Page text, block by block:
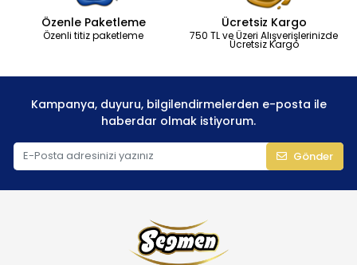
Özenle Paketleme
Özenli titiz paketleme
Ücretsiz Kargo
750 TL ve Üzeri Alışverişlerinizde
Ücretsiz Kargo
Kampanya, duyuru, bilgilendirmelerden e-posta ile
haberdar olmak istiyorum.
Gönder